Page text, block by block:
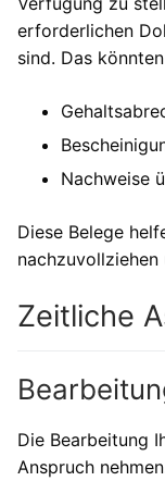
erforderlichen
sind. Das
Nachweise
Diese Belege
Zeitliche
Die Bearbeitung
Anspruch